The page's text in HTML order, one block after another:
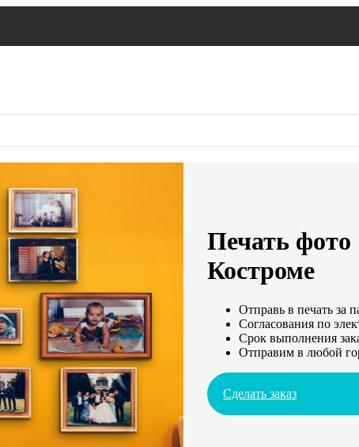
Печать фото
Костроме
Отправь в печать за
Согласования по
Срок выполнения
Отправим в любой
Сделать заказ